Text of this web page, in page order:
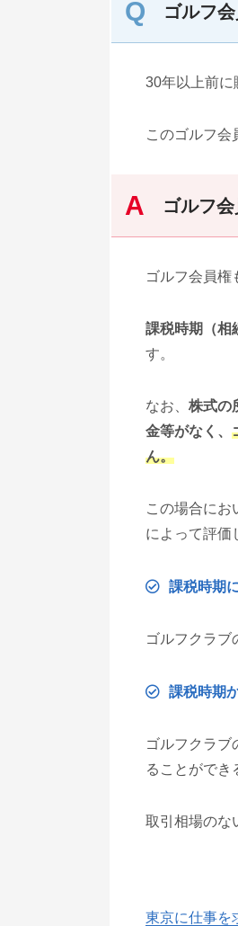
ゴルフ
30年以上前に
このゴルフ会
ゴルフ
ゴルフ会員権
課税時期（相
す。
なお、 株式の
金等がなく、
ん。
この場合にお
によって評価
課税時期
ゴルフクラブ
課税時期
ゴルフクラブ
ることができ
取引相場のな
東京に仕事を